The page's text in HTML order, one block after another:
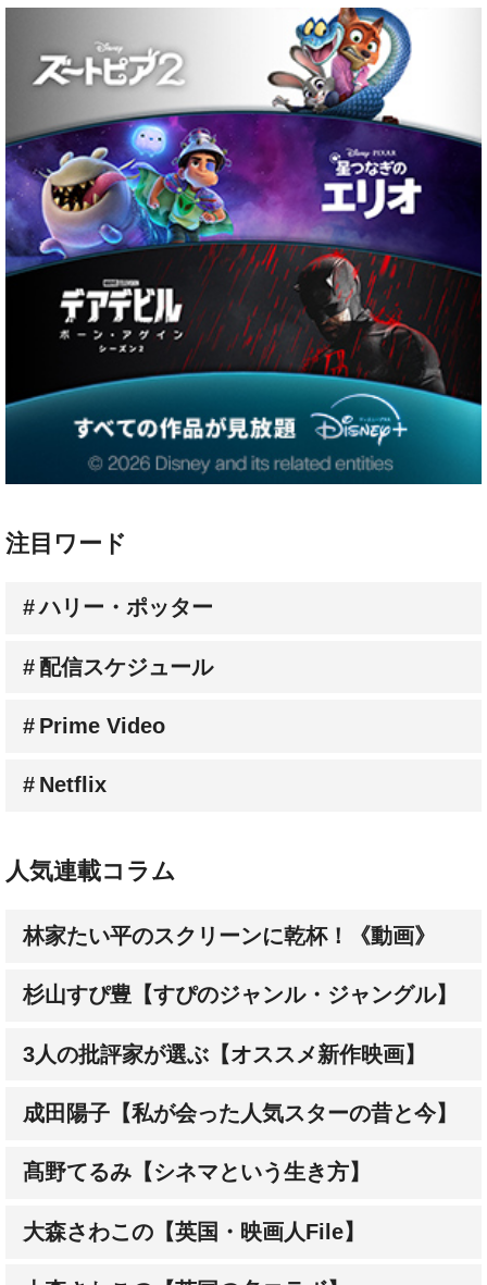
注目ワード
ハリー・ポッター
配信スケジュール
Prime Video
Netflix
人気連載コラム
林家たい平のスクリーンに乾杯！《動画》
杉山すぴ豊【すぴのジャンル・ジャングル】
3人の批評家が選ぶ【オススメ新作映画】
成田陽子【私が会った人気スターの昔と今】
髙野てるみ【シネマという生き方】
大森さわこの【英国・映画人File】